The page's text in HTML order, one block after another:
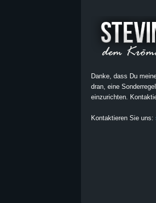
Danke, dass Du
dran, eine
einzurichten.
Kontaktieren Sie uns: